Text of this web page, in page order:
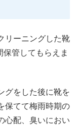
リーニングした靴
管してもらえま
グをした後に靴を
保てて梅雨時期の
心配、臭いにおい